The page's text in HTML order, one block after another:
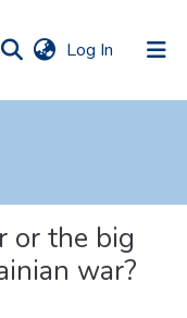
Log In (current)
or the big
war?